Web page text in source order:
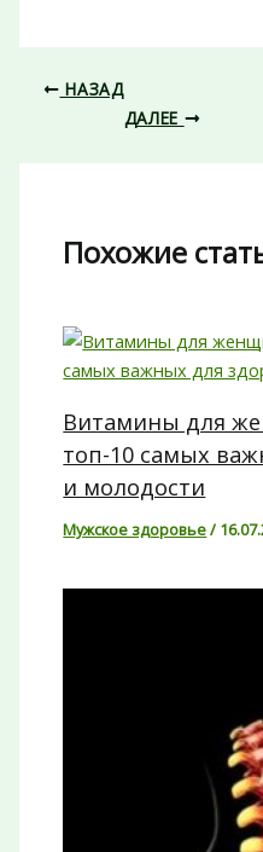
НАЗАД
ДАЛЕЕ
Похожие
Витамины для
топ-10 самых
и молодости
Мужское здоровье/